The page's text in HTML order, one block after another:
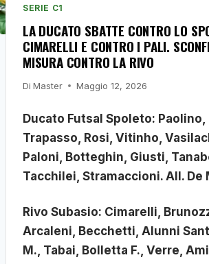
SERIE C1
LA DUCATO SBATTE CONTRO LO
CIMARELLI E CONTRO I PALI.
MISURA CONTRO LA RIVO
Di Master Maggio 12, 2026
Ducato Futsal Spoleto: Paolino,
Trapasso, Rosi, Vitinho,
Paloni, Botteghin, Giusti,
Tacchilei, Stramaccioni. All. De
Rivo Subasio: Cimarelli,
Arcaleni, Becchetti, Alunni
M., Tabai, Bolletta F., Verre,